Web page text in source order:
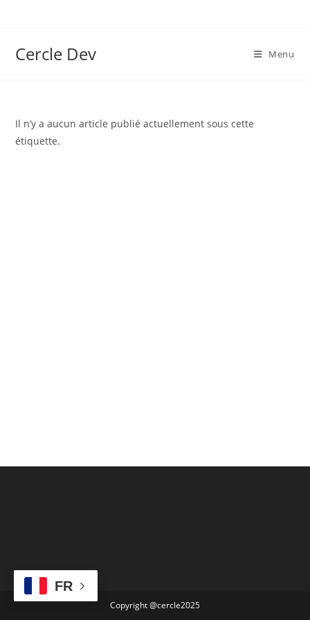
Cercle Dev Menu
Il n’y a aucun article publié actuellement sous cette
étiquette.
Copyright @cercle2025
FR